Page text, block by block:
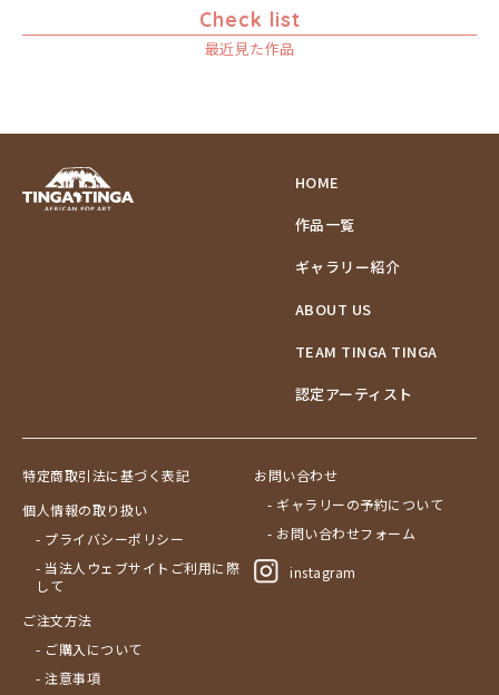
Check list
最近見た作品
HOME
作品一覧
ギャラリー紹介
ABOUT US
TEAM TINGA TINGA
認定アーティスト
特定商取引法に基づく表記
個人情報の取り扱い
- プライバシーポリシー
- 当法人ウェブサイトご利用に際
して
ご注文方法
- ご購入について
- 注意事項
お問い合わせ
- ギャラリーの予約について
- お問い合わせフォーム
instagram